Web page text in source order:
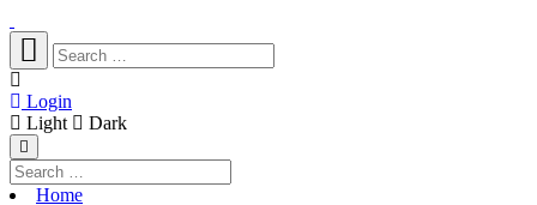
Login
Light
Dark
Home